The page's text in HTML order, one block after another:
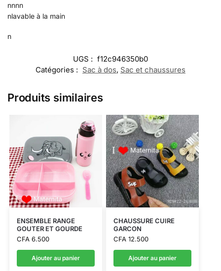
nnnn
nlavable à la main
n
UGS : f12c946350b0
Catégories : Sac à dos, Sac et chaussures
Produits similaires
ENSEMBLE RANGE
GOUTER ET GOURDE
CFA6.500
Ajouter au panier
CHAUSSURE CUIRE
GARCON
CFA12.500
Ajouter au panier